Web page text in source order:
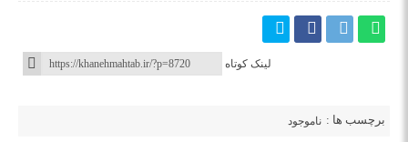
لینک کوتاه
برچسب ها : ناموجود